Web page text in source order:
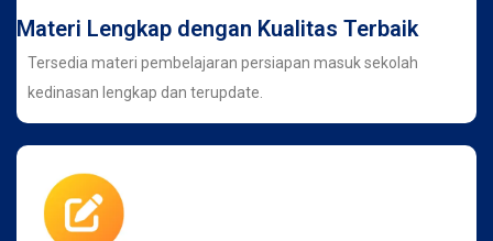
Materi Lengkap dengan Kualitas Terbaik
Tersedia materi pembelajaran persiapan masuk sekolah
kedinasan lengkap dan terupdate.